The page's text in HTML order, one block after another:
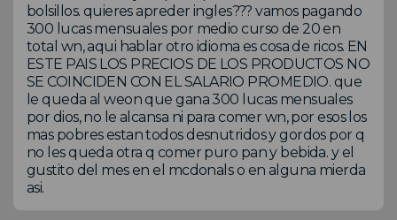
bolsillos. quieres apreder ingles??? vamos pagando
300 lucas mensuales por medio curso de 20 en
total wn, aqui hablar otro idioma es cosa de ricos. EN
ESTE PAIS LOS PRECIOS DE LOS PRODUCTOS NO
SE COINCIDEN CON EL SALARIO PROMEDIO. que
le queda al weon que gana 300 lucas mensuales
por dios, no le alcansa ni para comer wn, por esos los
mas pobres estan todos desnutridos y gordos por q
no les queda otra q comer puro pan y bebida. y el
gustito del mes en el mcdonals o en alguna mierda
asi.